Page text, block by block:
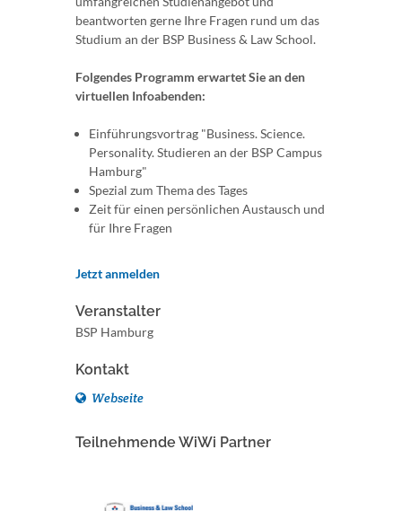
beantworten gerne Ihre Fragen rund um das
Studium an der BSP Business & Law School.
Folgendes Programm erwartet Sie an den
virtuellen Infoabenden:
Einführungsvortrag "Business. Science.
Personality. Studieren an der BSP Campus
Hamburg"
Spezial zum Thema des Tages
Zeit für einen persönlichen Austausch und
für Ihre Fragen
Jetzt anmelden
Veranstalter
BSP Hamburg
Kontakt
Webseite
Teilnehmende WiWi Partner